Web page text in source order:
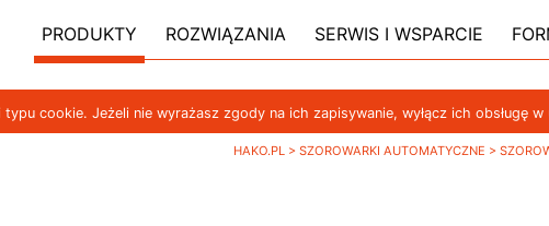
cookie. Jeżeli nie wyrażasz zgody na ich zapisywanie, wyłącz ich obsługę
PRODUKTY ROZWIĄZANIA SERWIS I WSPARCIE
HAKO.PL > SZOROWARKI AUTOMATYCZNE >